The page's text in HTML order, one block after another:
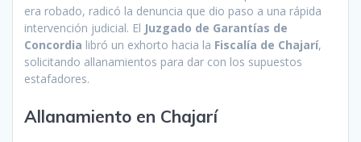
era robado, radicó la denuncia que dio paso a una rápida
intervención judicial. El Juzgado de Garantías de
Concordia libró un exhorto hacia la Fiscalía de Chajarí,
solicitando allanamientos para dar con los supuestos
estafadores.
Allanamiento en Chajarí